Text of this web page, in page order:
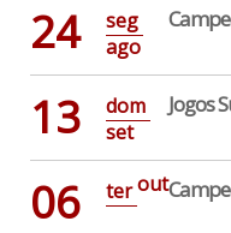
24
seg
ago
13
dom
set
Jogos
06 terout